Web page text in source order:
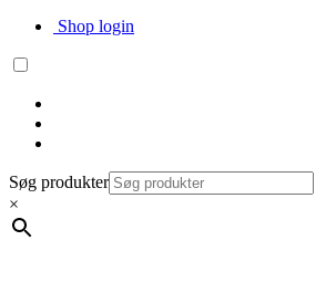
Shop login
Søg produkter
×